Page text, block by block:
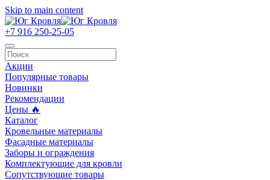
Skip to main content
+7 916 250-25-05
Акции
Популярные товары
Новинки
Рекомендации
Цены 🔥
Каталог
Кровельные материалы
Фасадные материалы
Заборы и ограждения
Комплектующие для кровли
Сопутствующие товары